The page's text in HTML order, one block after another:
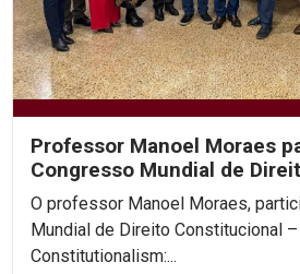
Professor Manoel Moraes
Congresso Mundial de
Constitucional, na
O professor Manoel Moraes,
Mundial de Direito Constitucional
Constitutionalism:...